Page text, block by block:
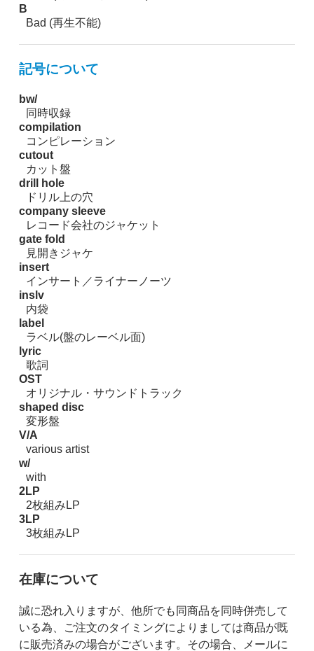
B
Bad (再生不能)
記号について
bw/
同時収録
compilation
コンピレーション
cutout
カット盤
drill hole
ドリル上の穴
company sleeve
レコード会社のジャケット
gate fold
見開きジャケ
insert
インサート／ライナーノーツ
inslv
内袋
label
ラベル(盤のレーベル面)
lyric
歌詞
OST
オリジナル・サウンドトラック
shaped disc
変形盤
V/A
various artist
w/
with
2LP
2枚組みLP
3LP
3枚組みLP
在庫について
誠に恐れ入りますが、他所でも同商品を同時併売して
いる為、ご注文のタイミングによりましては商品が既
に販売済みの場合がございます。その場合、メールに